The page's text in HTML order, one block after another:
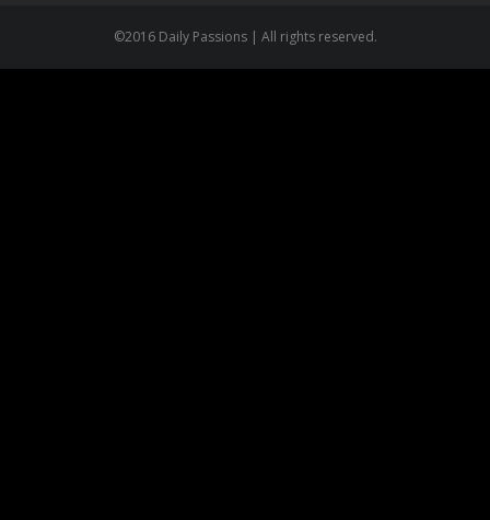
©2016 Daily Passions | All rights reserved.